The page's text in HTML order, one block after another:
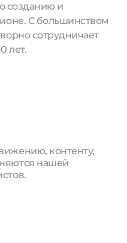
созданию и
С большинством
сотрудничает
лет.
контенту,
нашей